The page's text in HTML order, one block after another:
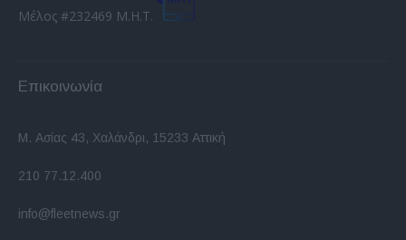
Μέλος #232469 Μ.Η.Τ.
Επικοινωνία
Μ. Ασίας 43, Χαλάνδρι, 15233 Αττική
210 77.12.400
info@fleetnews.gr